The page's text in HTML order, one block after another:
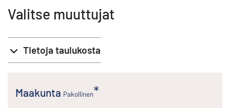
Valitse muuttujat
Tietoja taulukosta
Maakunta Pakollinen